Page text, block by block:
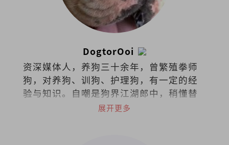
DogtorOoi
资深媒体人，养狗三十余年，曾繁殖拳师
狗，对养狗、训狗、护理狗，有一定的经
验与知识。自嘲是狗界江湖郎中，稍懂替
狗探脉与接生，小病可给参考意见，大病
展开更多